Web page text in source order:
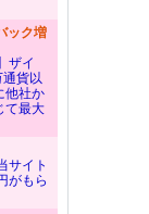
ック増
ザイ
貨以
他社か
て最大
サイト
がもら